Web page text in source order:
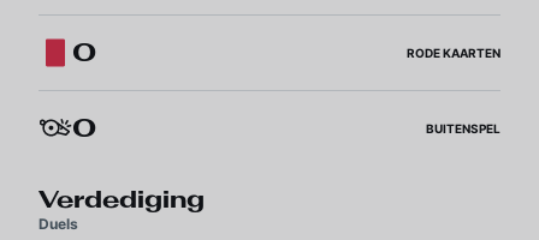
0 RODE KAARTEN
0 BUITENSPEL
Verdediging
Duels